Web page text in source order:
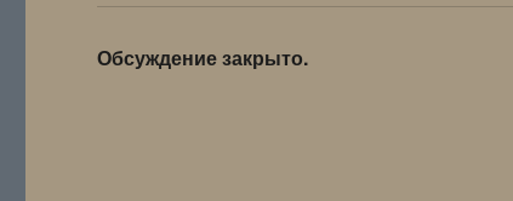
Обсуждение закрыто.